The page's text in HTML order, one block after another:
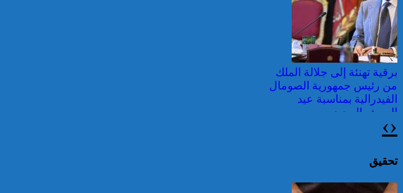
كندا وسحب الدخان تصل
الأمريكي
برقية تهنئة إلى جلالة الملك
من رئيس جمهورية الصومال
الفيدرالية بمناسبة عيد
العرش المجيد
‹
›
تحقيق